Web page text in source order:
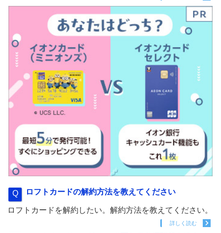
ロフトカードの解約方法を教えてください
ロフトカードを解約したい。解約方法を教えてください。
詳しく読む